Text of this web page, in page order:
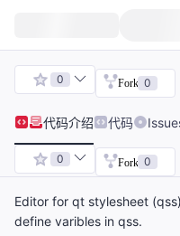
0 Fork 0
代码介绍 代码
0 Fork 0
Editor for qt stylesheet
define varibles in qss.